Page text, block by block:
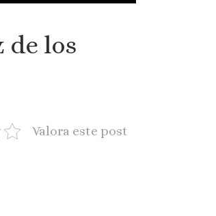
de los
Valora este post